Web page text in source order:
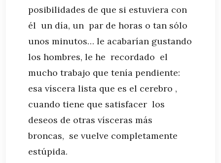
posibilidades de que si estuviera con
él un día, un par de horas o tan sólo
unos minutos… le acabarían gustando
los hombres, le he recordado el
mucho trabajo que tenía pendiente:
esa víscera lista que es el cerebro ,
cuando tiene que satisfacer los
deseos de otras vísceras más
broncas, se vuelve completamente
estúpida.